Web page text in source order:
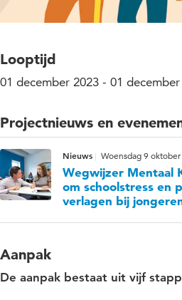
Looptijd
01 december 2023 - 01
Projectnieuws en
Nieuws Woensdag 9 oktober
Wegwijzer Mentaal
om schoolstress en
verlagen bij
Aanpak
De aanpak bestaat uit vijf